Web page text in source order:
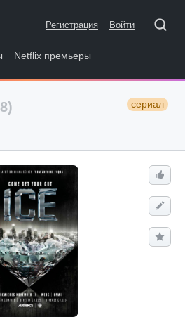
Регистрация Войти
Netflix премьеры
сериал